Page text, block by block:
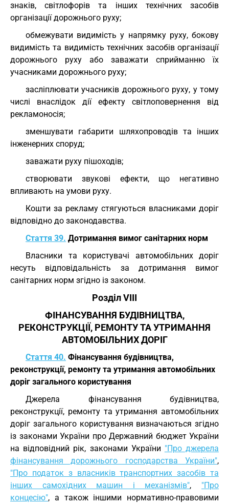
знаків, світлофорів та інших технічних засобів
організації дорожнього руху;
обмежувати видимість у напрямку руху, бокову
видимість та видимість технічних засобів організації
дорожнього руху або заважати сприйманню їх
учасниками дорожнього руху;
засліплювати учасників дорожнього руху, у тому
числі внаслідок дії ефекту світлоповернення від
рекламоносія;
зменшувати габарити шляхопроводів та інших
інженерних споруд;
заважати руху пішоходів;
створювати звукові ефекти, що негативно
впливають на умови руху.
Кошти за рекламу стягуються власниками доріг
відповідно до законодавства.
Стаття 39. Дотримання вимог санітарних норм
Власники та користувачі автомобільних доріг
несуть відповідальність за дотримання вимог
санітарних норм згідно із законом.
Розділ VIII
ФІНАНСУВАННЯ БУДІВНИЦТВА,
РЕКОНСТРУКЦІЇ, РЕМОНТУ ТА УТРИМАННЯ
АВТОМОБІЛЬНИХ ДОРІГ
Стаття 40. Фінансування будівництва,
реконструкції, ремонту та утримання автомобільних
доріг загального користування
Джерела фінансування будівництва,
реконструкції, ремонту та утримання автомобільних
доріг загального користування визначаються згідно
із законами України про Державний бюджет України
на відповідний рік, законами України "Про джерела
фінансування дорожнього господарства України",
"Про податок з власників транспортних засобів та
інших самохідних машин і механізмів", "Про
концесію", а також іншими нормативно-правовими